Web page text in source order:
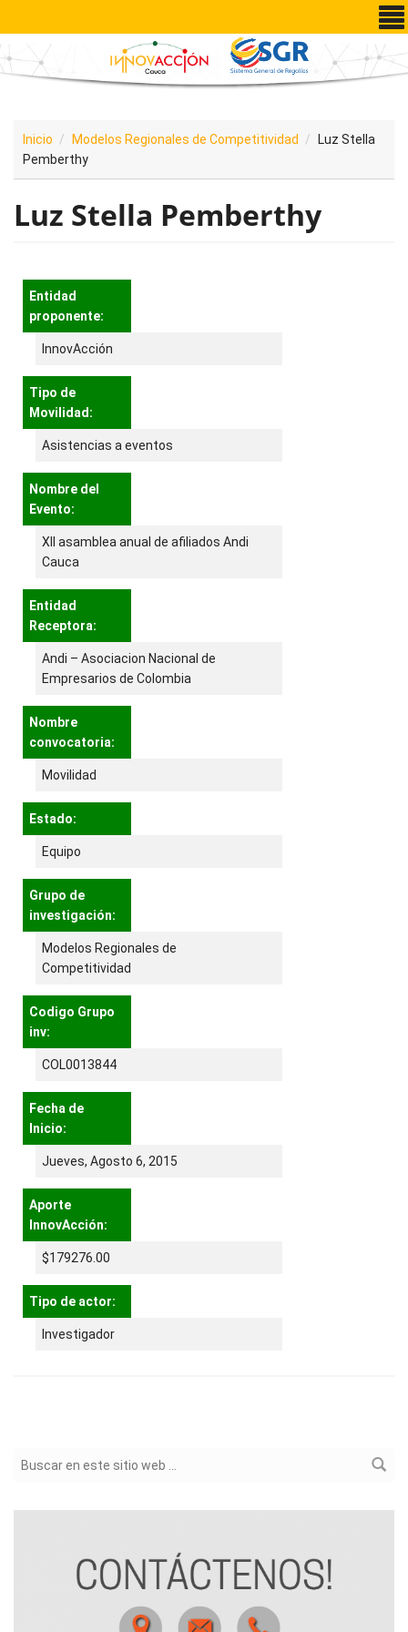
Pasar al contenido principal
Inicio Modelos Regionales de Competitividad
Luz Stella
Pemberthy
Luz Stella Pemberthy
Entidad
proponente:
InnovAcción
Tipo de
Movilidad:
Asistencias a eventos
Nombre del
Evento:
XII asamblea anual de afiliados Andi
Cauca
Entidad
Receptora:
Andi – Asociacion Nacional de
Empresarios de Colombia
Nombre
convocatoria:
Movilidad
Estado:
Equipo
Grupo de
investigación:
Modelos Regionales de
Competitividad
Codigo Grupo
inv:
COL0013844
Fecha de
Inicio:
Jueves, Agosto 6, 2015
Aporte
InnovAcción:
$179276.00
Tipo de actor:
Investigador
Formulario de búsqueda